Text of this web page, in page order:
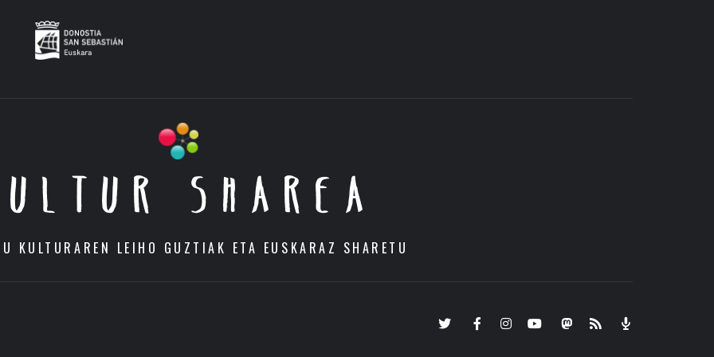
SHAREA
KULTURAREN LEIHO GUZTIAK ETA EUSKARAZ SHARETU
TwitterFacebookInstagramYoutubeMastodon.eus
RSS Podcast